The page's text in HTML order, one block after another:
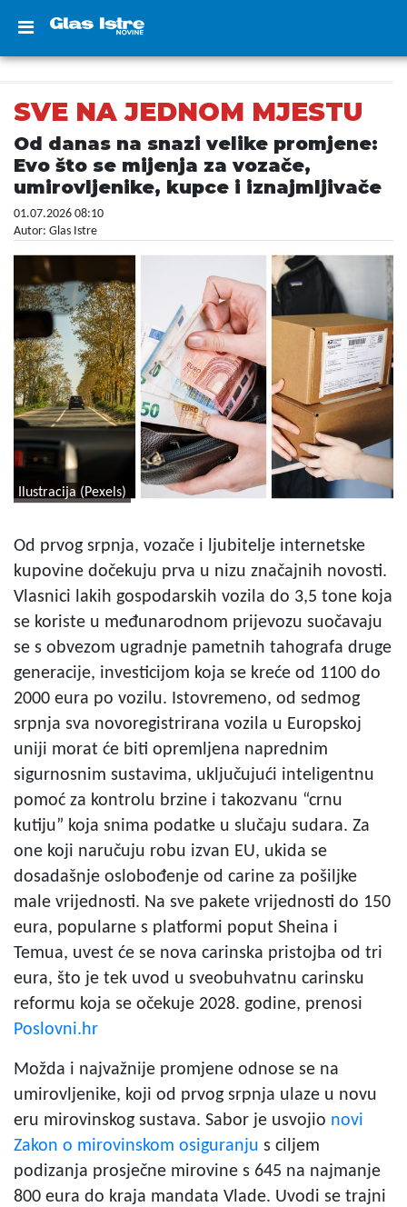
SVE NA JEDNOM MJESTU
Od danas na snazi velike promjene:
Evo što se mijenja za vozače,
umirovljenike, kupce i iznajmljivače
01.07.2026 08:10
Autor: Glas Istre
Ilustracija (Pexels)
Od prvog srpnja, vozače i ljubitelje internetske
kupovine dočekuju prva u nizu značajnih novosti.
Vlasnici lakih gospodarskih vozila do 3,5 tone koja
se koriste u međunarodnom prijevozu suočavaju
se s obvezom ugradnje pametnih tahografa druge
generacije, investicijom koja se kreće od 1100 do
2000 eura po vozilu. Istovremeno, od sedmog
srpnja sva novoregistrirana vozila u Europskoj
uniji morat će biti opremljena naprednim
sigurnosnim sustavima, uključujući inteligentnu
pomoć za kontrolu brzine i takozvanu “crnu
kutiju” koja snima podatke u slučaju sudara. Za
one koji naručuju robu izvan EU, ukida se
dosadašnje oslobođenje od carine za pošiljke
male vrijednosti. Na sve pakete vrijednosti do 150
eura, popularne s platformi poput Sheina i
Temua, uvest će se nova carinska pristojba od tri
eura, što je tek uvod u sveobuhvatnu carinsku
reformu koja se očekuje 2028. godine, prenosi
Poslovni.hr
Možda i najvažnije promjene odnose se na
umirovljenike, koji od prvog srpnja ulaze u novu
eru mirovinskog sustava. Sabor je usvojio novi
Zakon o mirovinskom osiguranju s ciljem
podizanja prosječne mirovine s 645 na najmanje
800 eura do kraja mandata Vlade. Uvodi se trajni